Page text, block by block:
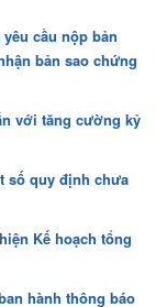
cầu nộp bản
bản sao chứng
với tăng cường kỷ
số quy định chưa
Kế hoạch tổng
hành thông báo